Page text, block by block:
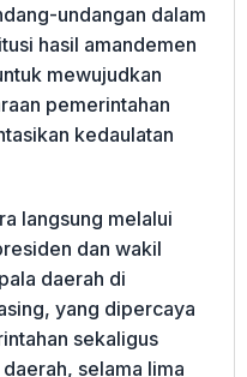
undangan dalam
hasil amandemen
mewujudkan
pemerintahan
kedaulatan
langsung melalui
dan wakil
daerah di
yang dipercaya
sekaligus
selama lima